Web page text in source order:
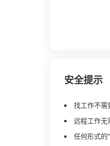
安全提示
找工作不需
远程工作无
任何形式的